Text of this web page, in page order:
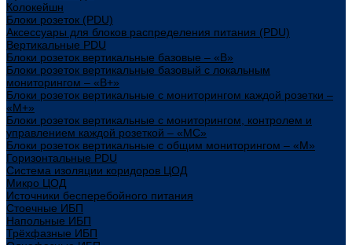
Колокейшн
Блоки розеток (PDU)
Аксессуары для блоков распределения питания (PDU)
Вертикальные PDU
Блоки розеток вертикальные базовые – «В»
Блоки розеток вертикальные базовый с локальным
мониторингом – «В+»
Блоки розеток вертикальные с мониторингом каждой розетки –
«М+»
Блоки розеток вертикальные с мониторингом, контролем и
управлением каждой розеткой – «МС»
Блоки розеток вертикальные с общим мониторингом – «М»
Горизонтальные PDU
Система изоляции коридоров ЦОД
Микро ЦОД
Источники бесперебойного питания
Стоечные ИБП
Напольные ИБП
Трёхфазные ИБП